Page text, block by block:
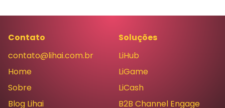
Contato
contato@lihai.com.br
Home
Sobre
Blog Lihai
Soluções
LiHub
LiGame
LiCash
B2B Channel Engage